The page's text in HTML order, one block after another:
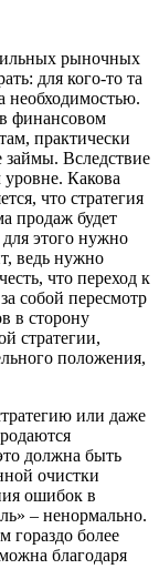
рыночных
для кого-то та
необходимостью.
финансовом
практически
Вследствие
уровне. Какова
что стратегия
продаж будет
этого нужно
ведь нужно
что переход к
собой пересмотр
в сторону
стратегии,
положения,
или даже
должна быть
очистки
ошибок в
– ненормально.
гораздо более
благодаря